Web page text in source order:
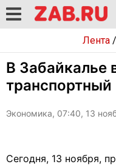
Лента/
В Забайкалье
транспортный
Экономика, 07:40, 13
Сегодня, 13 ноября,